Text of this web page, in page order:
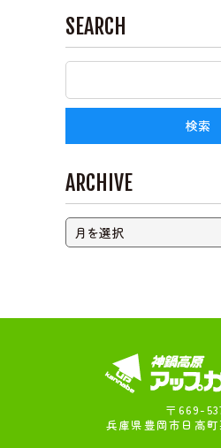
神鍋高原体育館
ラ
SEARCH
ARCHIVE
〒669-
兵庫県豊岡市日高